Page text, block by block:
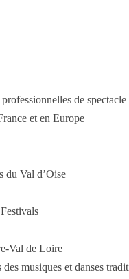
de
et en Europe
du Val d’Oise
Val de Loire
musiques et danses